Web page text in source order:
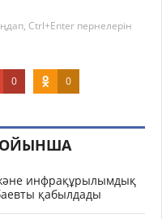
Ctrl+Enter пернелерін
0 0
инфрақұрылымдық
қабылдады